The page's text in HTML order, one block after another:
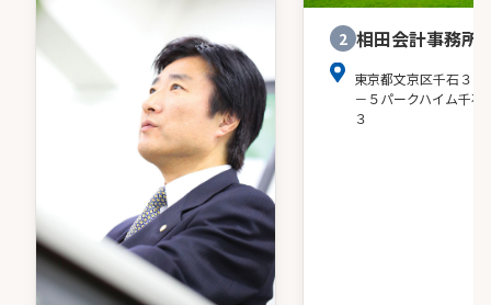
2 相田会計事務所
東京都文京区千石３－
－５パークハイム千石
３